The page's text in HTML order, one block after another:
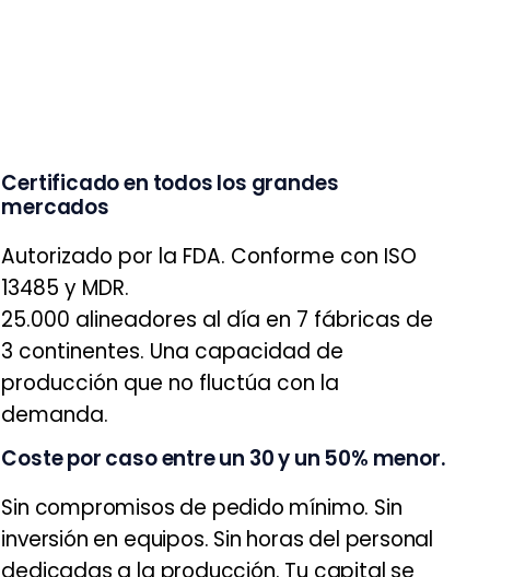
Certificado en todos los grandes
mercados
Autorizado por la FDA. Conforme con ISO
13485 y MDR.
25.000 alineadores al día en 7 fábricas de
3 continentes. Una capacidad de
producción que no fluctúa con la
demanda.
Coste por caso entre un 30 y un 50% menor.
Sin compromisos de pedido mínimo. Sin
inversión en equipos. Sin horas del personal
dedicadas a la producción. Tu capital se